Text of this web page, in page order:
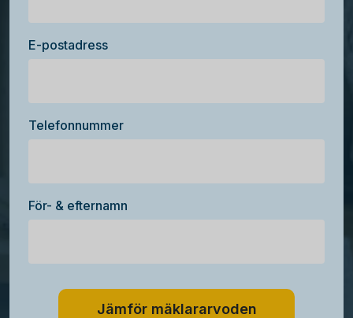
E-postadress
Telefonnummer
För- & efternamn
Jämför mäklararvoden